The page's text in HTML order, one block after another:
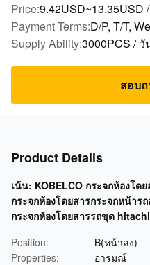
Price:9.42USD~13.35USD
Payment Terms:D/P, T/T,
Supply Ability:3000PCS / วั
สอบ
Product Details
เน้น: KOBELCO กระจกห้องโด
กระจกห้องโดยสารกระจกหน้าร
กระจกห้องโดยสารรถขุด
Position:
B(หน้าลง)
Properties:
อารมณ์